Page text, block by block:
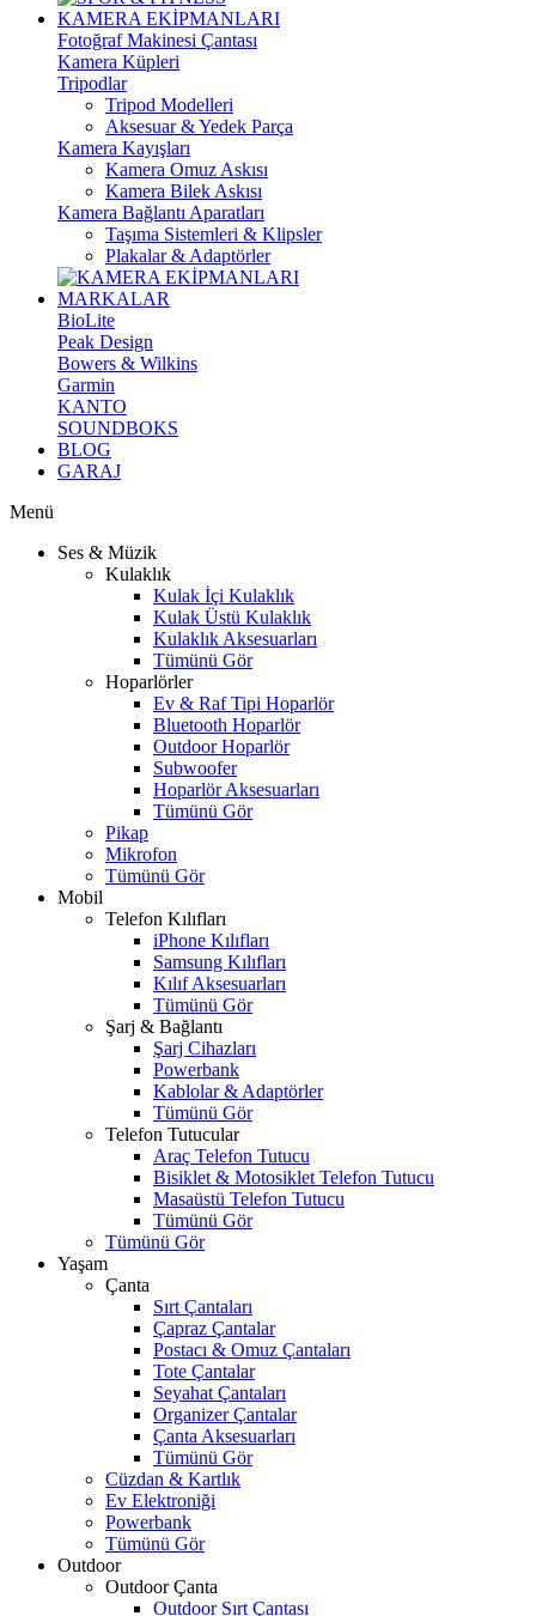
KAMERA EKİPMANLARI
Fotoğraf Makinesi Çantası
Kamera Küpleri
Tripodlar
Tripod Modelleri
Aksesuar & Yedek Parça
Kamera Kayışları
Kamera Omuz Askısı
Kamera Bilek Askısı
Kamera Bağlantı Aparatları
Taşıma Sistemleri & Klipsler
Plakalar & Adaptörler
MARKALAR
BioLite
Peak Design
Bowers & Wilkins
Garmin
KANTO
SOUNDBOKS
BLOG
GARAJ
Menü
Ses & Müzik
Kulaklık
Kulak İçi Kulaklık
Kulak Üstü Kulaklık
Kulaklık Aksesuarları
Tümünü Gör
Hoparlörler
Ev & Raf Tipi Hoparlör
Bluetooth Hoparlör
Outdoor Hoparlör
Subwoofer
Hoparlör Aksesuarları
Tümünü Gör
Pikap
Mikrofon
Tümünü Gör
Mobil
Telefon Kılıfları
iPhone Kılıfları
Samsung Kılıfları
Kılıf Aksesuarları
Tümünü Gör
Şarj & Bağlantı
Şarj Cihazları
Powerbank
Kablolar & Adaptörler
Tümünü Gör
Telefon Tutucular
Araç Telefon Tutucu
Bisiklet & Motosiklet Telefon Tutucu
Masaüstü Telefon Tutucu
Tümünü Gör
Tümünü Gör
Yaşam
Çanta
Sırt Çantaları
Çapraz Çantalar
Postacı & Omuz Çantaları
Tote Çantalar
Seyahat Çantaları
Organizer Çantalar
Çanta Aksesuarları
Tümünü Gör
Cüzdan & Kartlık
Ev Elektroniği
Powerbank
Tümünü Gör
Outdoor
Outdoor Çanta
Outdoor Sırt Çantası